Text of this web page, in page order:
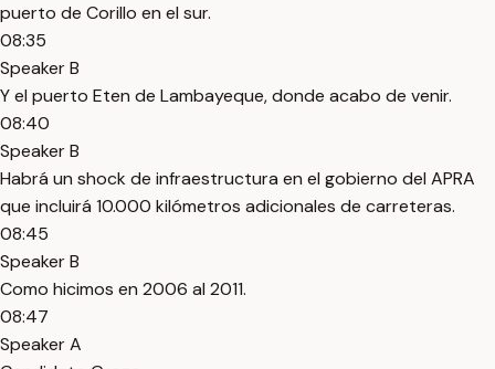
puerto de Corillo en el sur.
08:35
Speaker B
Y el puerto Eten de Lambayeque, donde acabo de venir.
08:40
Speaker B
Habrá un shock de infraestructura en el gobierno del APRA
que incluirá 10.000 kilómetros adicionales de carreteras.
08:45
Speaker B
Como hicimos en 2006 al 2011.
08:47
Speaker A